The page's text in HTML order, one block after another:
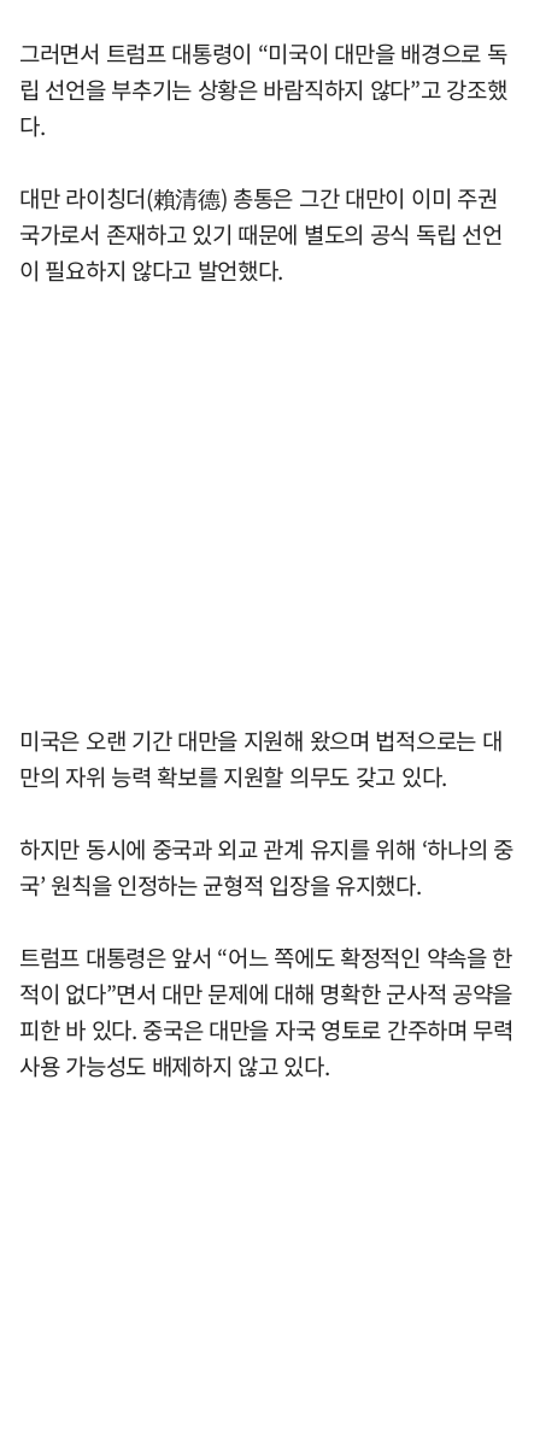
그러면서 트럼프 대통령이 “미국이 대만을 배경으로 독
립 선언을 부추기는 상황은 바람직하지 않다”고 강조했
다.
대만 라이칭더(賴清德) 총통은 그간 대만이 이미 주권
국가로서 존재하고 있기 때문에 별도의 공식 독립 선언
이 필요하지 않다고 발언했다.
미국은 오랜 기간 대만을 지원해 왔으며 법적으로는 대
만의 자위 능력 확보를 지원할 의무도 갖고 있다.
하지만 동시에 중국과 외교 관계 유지를 위해 ‘하나의 중
국’ 원칙을 인정하는 균형적 입장을 유지했다.
트럼프 대통령은 앞서 “어느 쪽에도 확정적인 약속을 한
적이 없다”면서 대만 문제에 대해 명확한 군사적 공약을
피한 바 있다. 중국은 대만을 자국 영토로 간주하며 무력
사용 가능성도 배제하지 않고 있다.